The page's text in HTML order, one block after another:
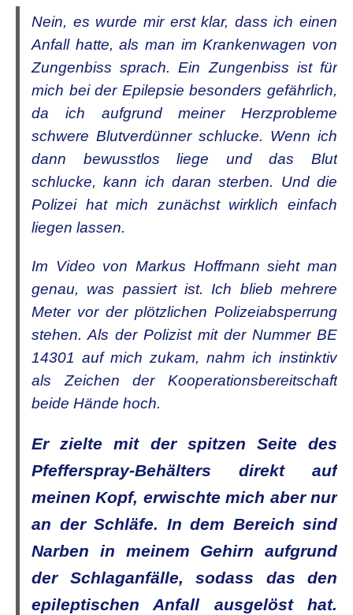
Nein, es wurde mir erst klar, dass ich einen
Anfall hatte, als man im Krankenwagen von
Zungenbiss sprach. Ein Zungenbiss ist für
mich bei der Epilepsie besonders gefährlich,
da ich aufgrund meiner Herzprobleme
schwere Blutverdünner schlucke. Wenn ich
dann bewusstlos liege und das Blut
schlucke, kann ich daran sterben. Und die
Polizei hat mich zunächst wirklich einfach
liegen lassen.
Im Video von Markus Hoffmann sieht man
genau, was passiert ist. Ich blieb mehrere
Meter vor der plötzlichen Polizeiabsperrung
stehen. Als der Polizist mit der Nummer BE
14301 auf mich zukam, nahm ich instinktiv
als Zeichen der Kooperationsbereitschaft
beide Hände hoch.
Er zielte mit der spitzen Seite des
Pfefferspray-Behälters direkt auf
meinen Kopf, erwischte mich aber nur
an der Schläfe. In dem Bereich sind
Narben in meinem Gehirn aufgrund
der Schlaganfälle, sodass das den
epileptischen Anfall ausgelöst hat.